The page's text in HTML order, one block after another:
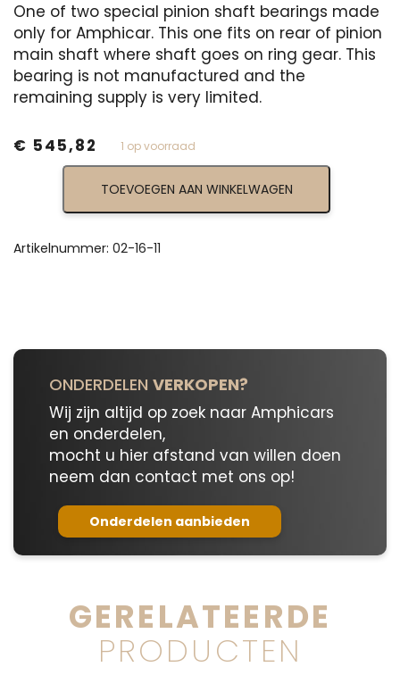
One of two special pinion shaft bearings made
only for Amphicar. This one fits on rear of pinion
main shaft where shaft goes on ring gear. This
bearing is not manufactured and the
remaining supply is very limited.
1 op voorraad
€ 545,82
Transmission
11
TOEVOEGEN AAN WINKELWAGEN
Artikelnummer: 02-16-11
ONDERDELEN VERKOPEN?
Wij zijn altijd op zoek naar Amphicars
en onderdelen,
mocht u hier afstand van willen doen
neem dan contact met ons op!
Onderdelen aanbieden
GERELATEERDE
PRODUCTEN